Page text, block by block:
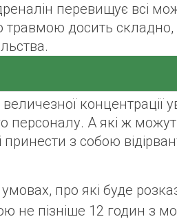
перевищує всі
досить складно,
концентрації
А які ж
з собою
про які буде
не пізніше 12 годин з